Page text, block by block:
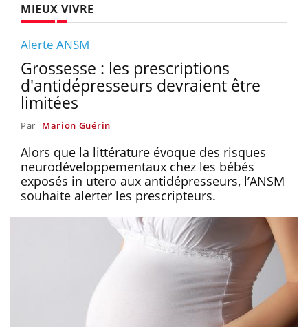
MIEUX VIVRE
Alerte ANSM
Grossesse : les prescriptions
d'antidépresseurs devraient être
limitées
Par Marion Guérin
Alors que la littérature évoque des risques
neurodéveloppementaux chez les bébés
exposés in utero aux antidépresseurs, l’ANSM
souhaite alerter les prescripteurs.